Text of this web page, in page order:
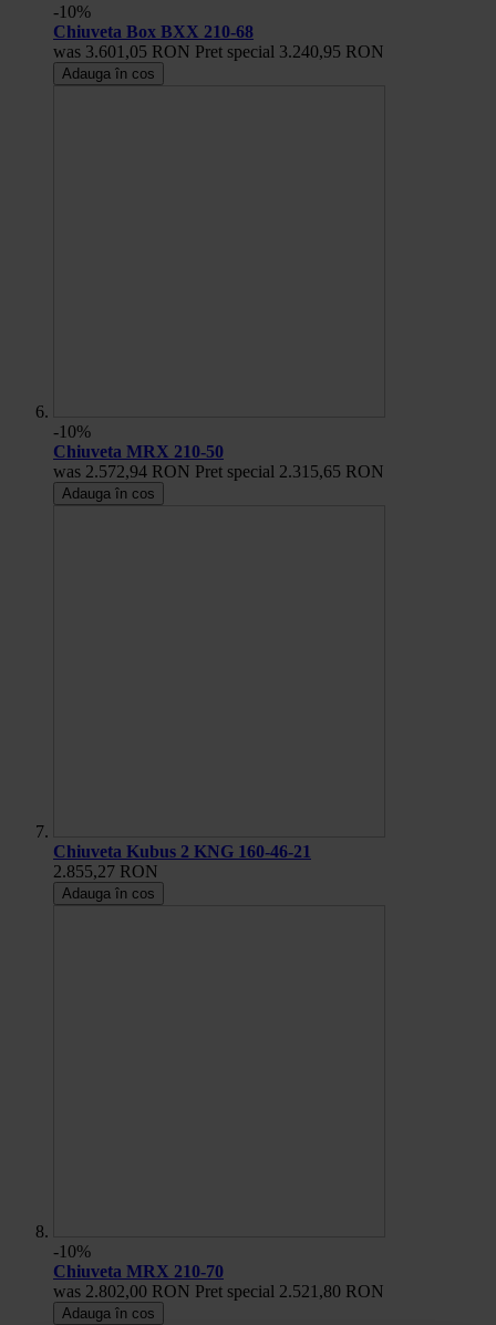
-10%
Chiuveta Box BXX 210-68
was 3.601,05 RON Pret special 3.240,95 RON
Adauga în cos
-10%
Chiuveta MRX 210-50
was 2.572,94 RON Pret special 2.315,65 RON
Adauga în cos
Chiuveta Kubus 2 KNG 160-46-21
2.855,27 RON
Adauga în cos
-10%
Chiuveta MRX 210-70
was 2.802,00 RON Pret special 2.521,80 RON
Adauga în cos